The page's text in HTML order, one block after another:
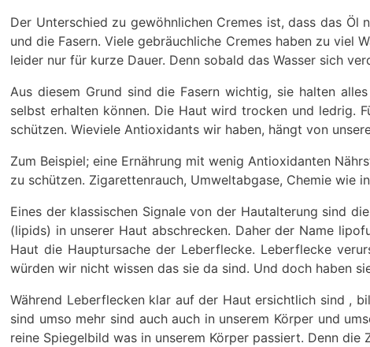
Der Unterschied zu gewöhnlichen Cremes ist, dass das
und die Fasern. Viele gebräuchliche Cremes haben zu viel
leider nur für kurze Dauer. Denn sobald das Wasser sich
Aus diesem Grund sind die Fasern wichtig, sie halten
selbst erhalten können. Die Haut wird trocken und ledrig.
schützen. Wieviele Antioxidants wir haben, hängt von
Zum Beispiel; eine Ernährung mit wenig Antioxidanten
zu schützen. Zigarettenrauch, Umweltabgase, Chemie wie
Eines der klassischen Signale von der Hautalterung sind
(lipids) in unserer Haut abschrecken. Daher der Name
Haut die Hauptursache der Leberflecke. Leberflecke
würden wir nicht wissen das sie da sind. Und doch haben
Während Leberflecken klar auf der Haut ersichtlich sind ,
sind umso mehr sind auch auch in unserem Körper und
reine Spiegelbild was in unserem Körper passiert. Denn